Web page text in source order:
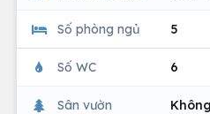
Số phòng ngủ 5
Số WC 6
Sân vườn Không